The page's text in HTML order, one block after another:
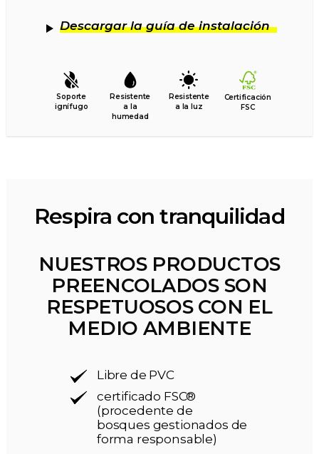
Descargar la guía de instalación
Soporte
ignífugo
Resistente
a la
humedad
Resistente
a la luz
Certificación
FSC
Respira con tranquilidad
NUESTROS PRODUCTOS
PREENCOLADOS SON
RESPETUOSOS CON EL
MEDIO AMBIENTE
Libre de PVC
certificado FSC®
(procedente de
bosques gestionados de
forma responsable)